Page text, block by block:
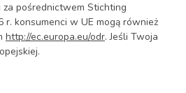
pośrednictwem Stichting
r. konsumenci w UE mogą również
http://ec.europa.eu/odr. Jeśli Twoja